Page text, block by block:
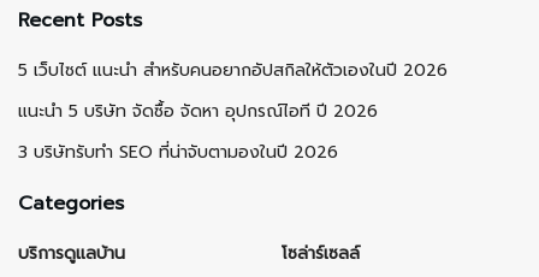
Recent Posts
5 เว็บไซต์ แนะนำ สำหรับคนอยากอัปสกิลให้ตัวเองในปี 2026
แนะนำ 5 บริษัท จัดซื้อ จัดหา อุปกรณ์ไอที ปี 2026
3 บริษัทรับทำ SEO ที่น่าจับตามองในปี 2026
Categories
บริการดูแลบ้าน
โซล่าร์เซลล์